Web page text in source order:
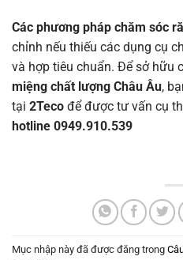
Các phương pháp chăm sóc
chỉnh nếu thiếu các dụng cụ
và hợp tiêu chuẩn. Để sở hữu
miệng chất lượng Châu Âu,
tại 2Teco để được tư vấn cụ
hotline 0949.910.539
Mục nhập này đã được đăng trong